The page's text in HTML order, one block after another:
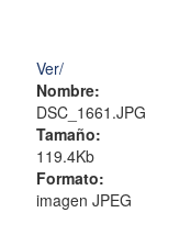
Ver/
Nombre:
DSC_1661.JPG
Tamaño:
119.4Kb
Formato:
imagen JPEG